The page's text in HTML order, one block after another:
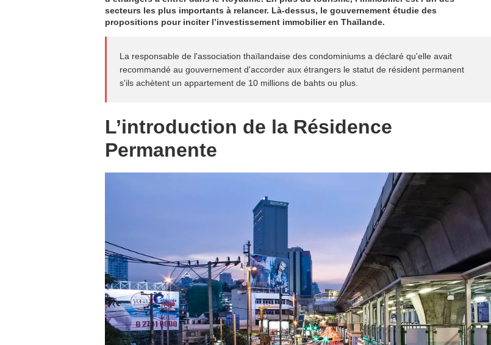
secteurs les plus importants à relancer. Là-dessus, le gouvernement étudie des
propositions pour inciter l’investissement immobilier en Thaïlande.
La responsable de l'association thaïlandaise des condominiums a déclaré qu'elle avait
recommandé au gouvernement d'accorder aux étrangers le statut de résident permanent
s'ils achètent un appartement de 10 millions de bahts ou plus.
L’introduction de la Résidence
Permanente